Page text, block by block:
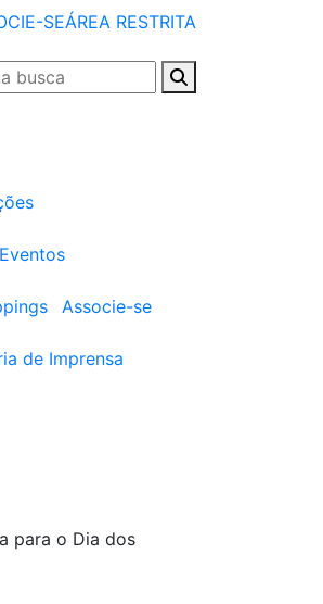
SEÁREA RESTRITA
Eventos
Associe-se
de Imprensa
para o Dia dos